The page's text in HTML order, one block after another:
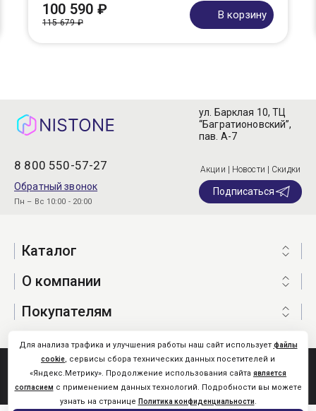
100 590 ₽
115 679 ₽
В корзину
8 800 550-57-27
Обратный звонок
Пн – Вс 10:00 - 20:00
ул. Барклая 10, ТЦ
“Багратионовский”,
пав. А-7
Акции | Новости | Скидки
Подписаться
Каталог
О компании
Покупателям
Nistone.Ru © 2026
Карта сайта
Для анализа трафика и улучшения работы наш сайт использует файлы
cookie, сервисы сбора технических данных посетителей и
«Яндекс.Метрику». Продолжение использования сайта является
согласием с применением данных технологий. Подробности вы можете
узнать на странице Политика конфиденциальности.